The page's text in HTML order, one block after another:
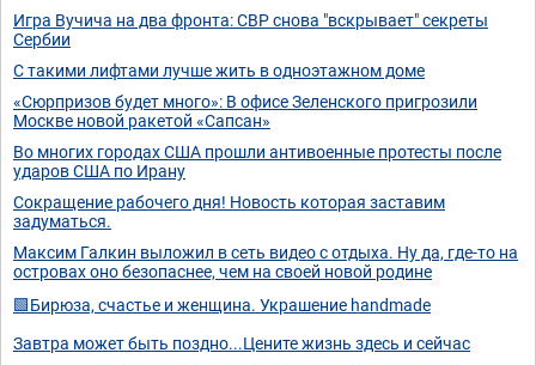
Игра Вучича на два фронта: СВР снова "вскрывает" секреты
Сербии
С такими лифтами лучше жить в одноэтажном доме
«Сюрпризов будет много»: В офисе Зеленского пригрозили
Москве новой ракетой «Сапсан»
Во многих городах США прошли антивоенные протесты после
ударов США по Ирану
Сокращение рабочего дня! Новость которая заставим
задуматься.
Максим Галкин выложил в сеть видео с отдыха. Ну да, где-то на
островах оно безопаснее, чем на своей новой родине
🟩Бирюза, счастье и женщина. Украшение handmade
Завтра может быть поздно...Цените жизнь здесь и сейчас